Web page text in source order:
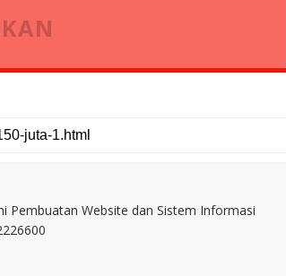
Pembuatan Website dan Sistem Informasi